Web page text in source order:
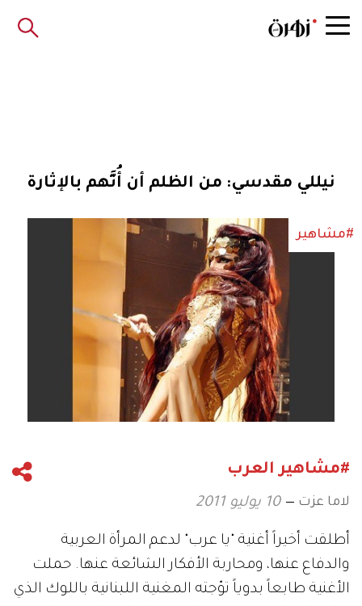
نيللي مقدسي: من الظلم أن أُتَّهم بالإثارة
#مشاهير
#مشاهير العرب
لاما عزت 10 يوليو 2011
أطلقت أخيراً أغنية "يا عرب" لدعم المرأة العربية
والدفاع عنها، ومحاربة الأفكار الشائعة عنها. حملت
الأغنية طابعاً بدوياً توّجته المغنية اللبنانية باللوك الذي